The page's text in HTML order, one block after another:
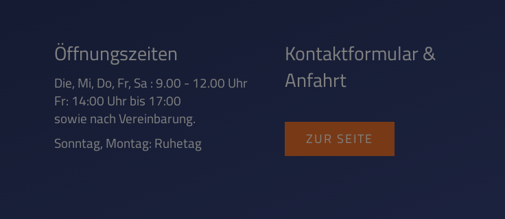
Öffnungszeiten
Die, Mi, Do, Fr, Sa : 9.00 - 12.00 Uhr
Fr: 14:00 Uhr bis 17:00
sowie nach Vereinbarung.
Sonntag, Montag: Ruhetag
Kontaktformular &
Anfahrt
ZUR SEITE